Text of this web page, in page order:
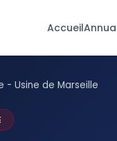
Accueil
- Usine de Marseille